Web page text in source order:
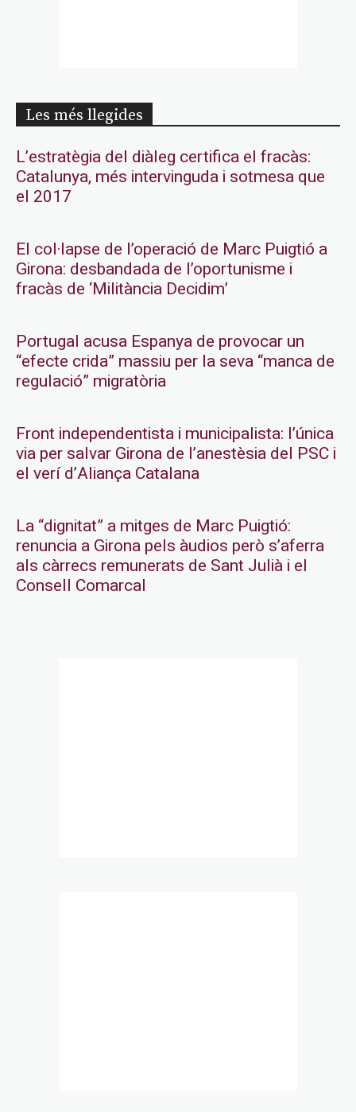
Les més llegides
L’estratègia del diàleg certifica el fracàs:
Catalunya, més intervinguda i sotmesa que
el 2017
El col·lapse de l’operació de Marc Puigtió a
Girona: desbandada de l’oportunisme i
fracàs de ‘Militància Decidim’
Portugal acusa Espanya de provocar un
“efecte crida” massiu per la seva “manca de
regulació” migratòria
Front independentista i municipalista: l’única
via per salvar Girona de l’anestèsia del PSC i
el verí d’Aliança Catalana
La “dignitat” a mitges de Marc Puigtió:
renuncia a Girona pels àudios però s’aferra
als càrrecs remunerats de Sant Julià i el
Consell Comarcal